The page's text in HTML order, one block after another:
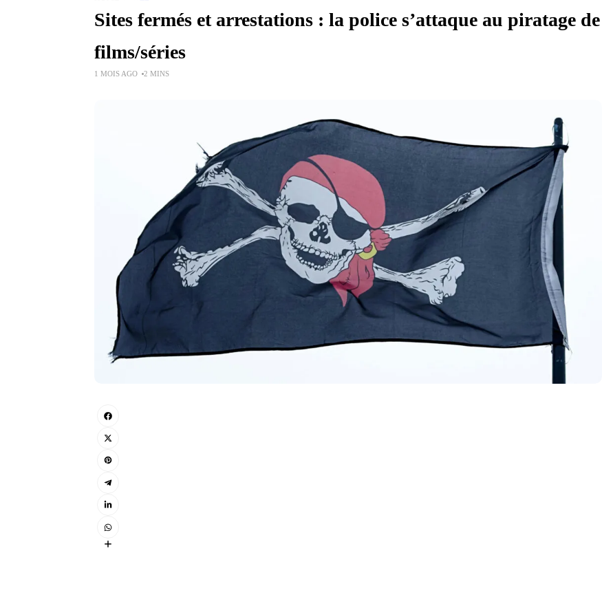
Sites fermés et arrestations : la police s’attaque au piratage de
films/séries
1 MOIS AGO 2 MINS